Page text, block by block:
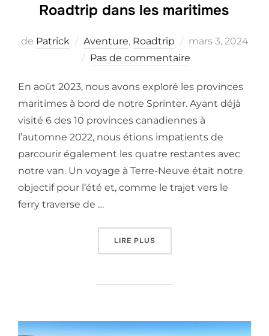
Roadtrip dans les maritimes
de Patrick Aventure, Roadtrip
Posted
on
mars 3, 2024
Pas de commentaire
En août 2023, nous avons exploré les provinces
maritimes à bord de notre Sprinter. Ayant déjà
visité 6 des 10 provinces canadiennes à
l’automne 2022, nous étions impatients de
parcourir également les quatre restantes avec
notre van. Un voyage à Terre-Neuve était notre
objectif pour l’été et, comme le trajet vers le
ferry traverse de …
LIRE PLUS« ROADTRIP DANS LES